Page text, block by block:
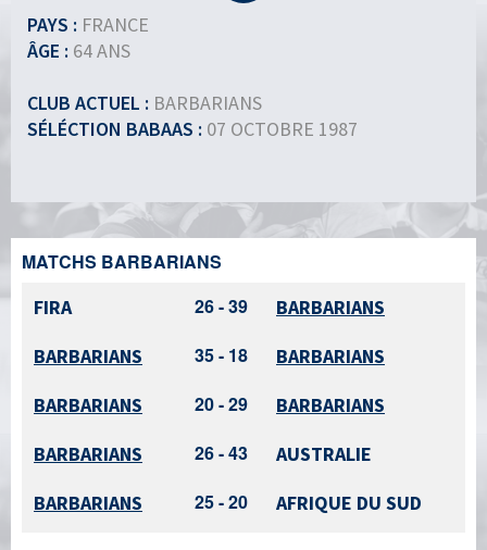
PAYS : FRANCE
ÂGE : 64 ANS
CLUB ACTUEL : BARBARIANS
SÉLÉCTION BABAAS : 07 OCTOBRE 1987
MATCHS BARBARIANS
FIRA
26 - 39
BARBARIANS
BARBARIANS
35 - 18
BARBARIANS
BARBARIANS
20 - 29
BARBARIANS
BARBARIANS
26 - 43
AUSTRALIE
BARBARIANS
25 - 20
AFRIQUE DU SUD